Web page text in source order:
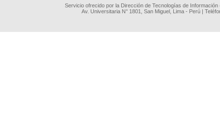
Servicio ofrecido por la Dirección de Tecnologías de
Av. Universitaria N° 1801, San Miguel, Lima - Perú |